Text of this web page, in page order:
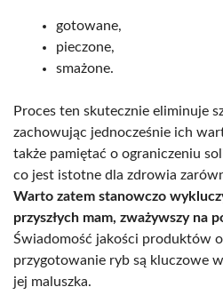
gotowane,
pieczone,
smażone.
Proces ten skutecznie eliminuje
zachowując jednocześnie ich
także pamiętać o ograniczeniu
co jest istotne dla zdrowia
Warto zatem stanowczo
przyszłych mam, zważywszy na
Świadomość jakości produktów
przygotowanie ryb są kluczowe
jej maluszka.